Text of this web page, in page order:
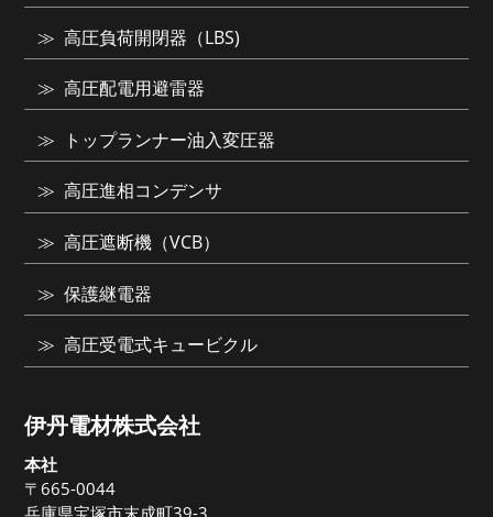
伊丹電材株式会社
本社
〒665-0044
兵庫県宝塚市末成町39-3
高圧負荷開閉器（LBS)
高圧配電用避雷器
トップランナー油入変圧器
高圧進相コンデンサ
高圧遮断機（VCB）
保護継電器
高圧受電式キュービクル